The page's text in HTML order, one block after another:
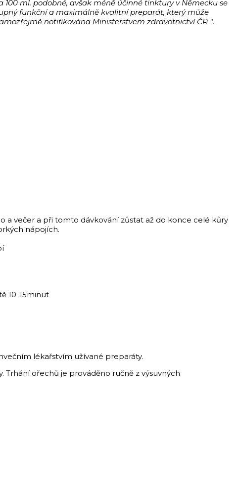
ml. podobné, avšak méně účinné tinktury v Německu se
funkční a maximálně kvalitní preparát, který může
notifikována Ministerstvem zdravotnictví ČR “.
a večer a při tomto dávkování zůstat až do konce celé kůry
nápojích.
10-15minut
lékařstvím užívané preparáty.
ořechů je prováděno ručně z výsuvných